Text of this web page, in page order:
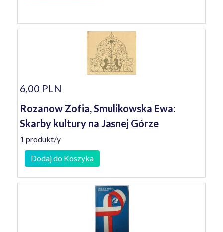
6,00 PLN
Rozanow Zofia, Smulikowska Ewa:
Skarby kultury na Jasnej Górze
1 produkt/y
Dodaj do Koszyka